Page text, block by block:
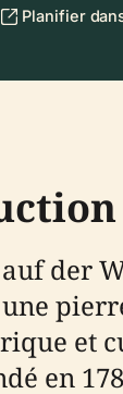
Planifier
der
et
en